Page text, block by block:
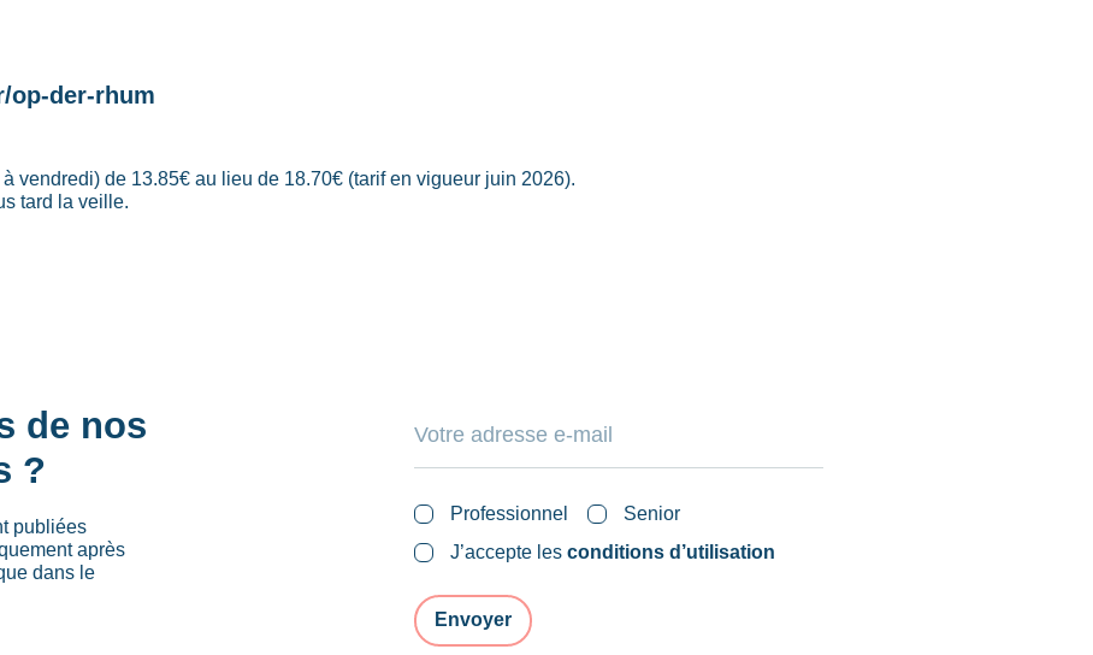
op-der-rhum
vendredi) de 13.85€ au lieu de 18.70€ (tarif en vigueur juin 2026).
tard la veille.
de nos
?
publiées
après
dans le
Professionnel
Senior
J’accepte lesconditions d’utilisation